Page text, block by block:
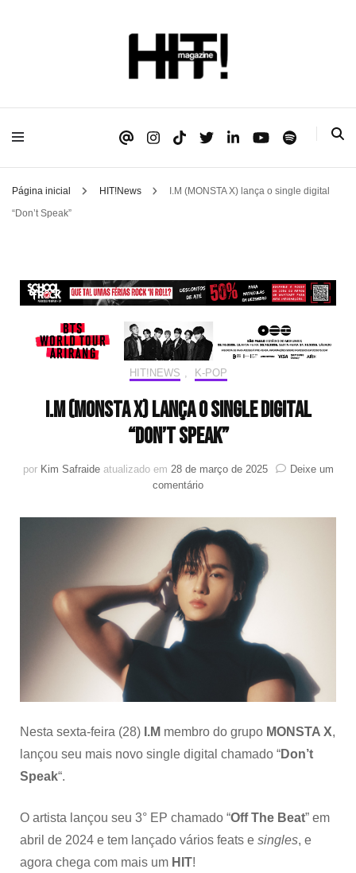
HIT!Magazine
Página inicial HIT!News
I.M (MONSTA X) lança o single digital
“Don’t Speak”
HIT!NEWS K-POP
I.M (MONSTA X) lança o single digital
“Don’t Speak”
por Kim Safraide atualizado em 28 de março de 2025
Deixe um
comentárioem
(MONSTA
X)
lança
o
single
digital
“Don’t
Nesta sexta-feira (28) I.M membro do grupo MONSTA X,
lançou seu mais novo single digital chamado “Don’t
Speak“.
O artista lançou seu 3° EP chamado “Off The Beat” em
abril de 2024 e tem lançado vários feats e singles, e
agora chega com mais um HIT!